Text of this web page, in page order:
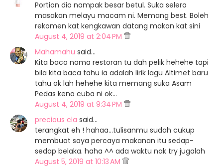
Portion dia nampak besar betul. Suka selera
masakan melayu macam ni. Memang best. Boleh
rekomen kat kengkawan datang makan kat sini
August 4, 2019 at 2:04 PM
Mahamahu said…
Kita baca nama restoran tu dah pelik hehehe tapi
bila kita baca tahu ia adalah lirik lagu Altimet baru
tahu ok lah hehehe kita memang suka Asam
Pedas kena cuba ni ok...
August 4, 2019 at 9:34 PM
precious cla said…
terangkat eh ! hahaa...tulisanmu sudah cukup
membuat saya percaya makanan itu sedap-
sedap belaka. haha ^^ ada waktu nak try jugalah
August 5, 2019 at 10:13 AM